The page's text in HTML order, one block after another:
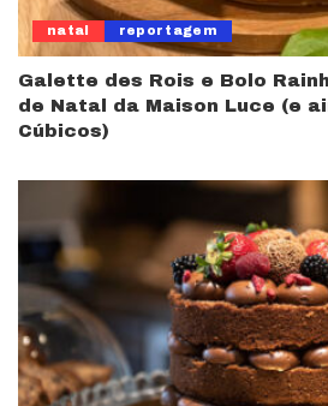
natal reportagem
Galette des Rois e Bolo
de Natal da Maison Luce (e
Cúbicos)